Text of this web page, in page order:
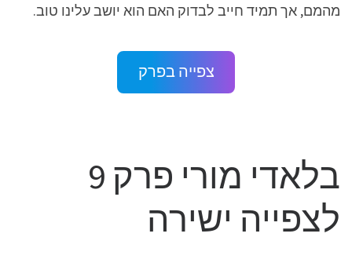
מהמם, אך תמיד חייב לבדוק האם הוא יושב עלינו טוב.
צפייה בפרק
בלאדי מורי פרק 9
לצפייה ישירה